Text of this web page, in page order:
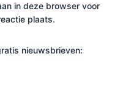
in deze browser voor
plaats.
nieuwsbrieven: